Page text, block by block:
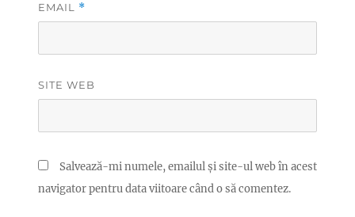
EMAIL *
SITE WEB
Salvează-mi numele, emailul și site-ul web în acest
navigator pentru data viitoare când o să comentez.